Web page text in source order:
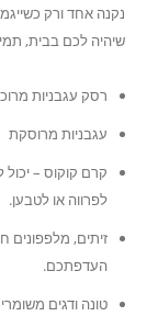
נקנה אחד ורק
שיהיה לכם בבית,
רסק עגבניות
עגבניות מרוסקת
קרם קוקוס – יכול
לפרווה או לטבען.
זיתים, מלפפונים
העדפתכם.
טונה ודגים